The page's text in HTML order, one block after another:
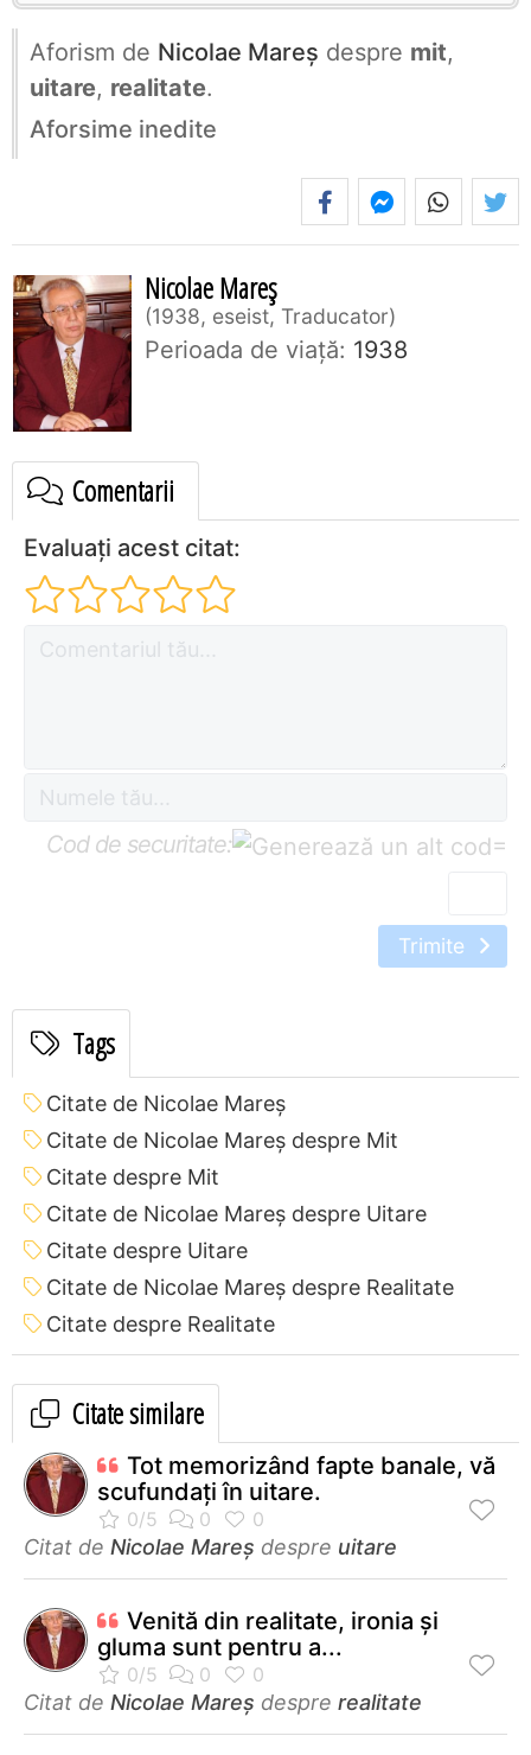
Aforism de Nicolae Mareș despre mit,
uitare, realitate.
Aforsime inedite
Nicolae Mareș
1938, eseist, Traducator
Perioada de viaţă: 1938
Comentarii
Evaluați acest citat:
Cod de securitate: =
Trimite
Tags
Citate de Nicolae Mareș
Citate de Nicolae Mareș despre Mit
Citate despre Mit
Citate de Nicolae Mareș despre Uitare
Citate despre Uitare
Citate de Nicolae Mareș despre Realitate
Citate despre Realitate
Citate similare
Tot memorizând fapte banale, vă
scufundați în uitare.
Citat de Nicolae Mareș despre uitare
Venită din realitate, ironia și
gluma sunt pentru a...
Citat de Nicolae Mareș despre realitate